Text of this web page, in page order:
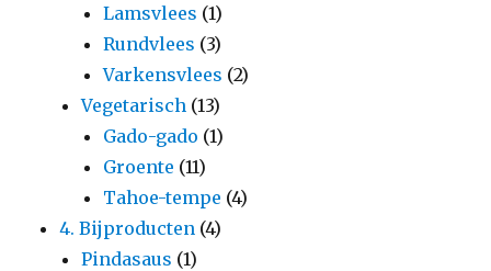
Lamsvlees (1)
Rundvlees (3)
Varkensvlees (2)
Vegetarisch (13)
Gado-gado (1)
Groente (11)
Tahoe-tempe (4)
4. Bijproducten (4)
Pindasaus (1)